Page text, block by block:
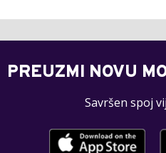
PREUZMI NOVU
Savršen spoj